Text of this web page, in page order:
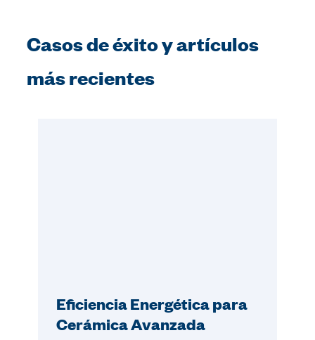
Casos de éxito y artículos
más recientes
Eficiencia Energética para
Cerámica Avanzada